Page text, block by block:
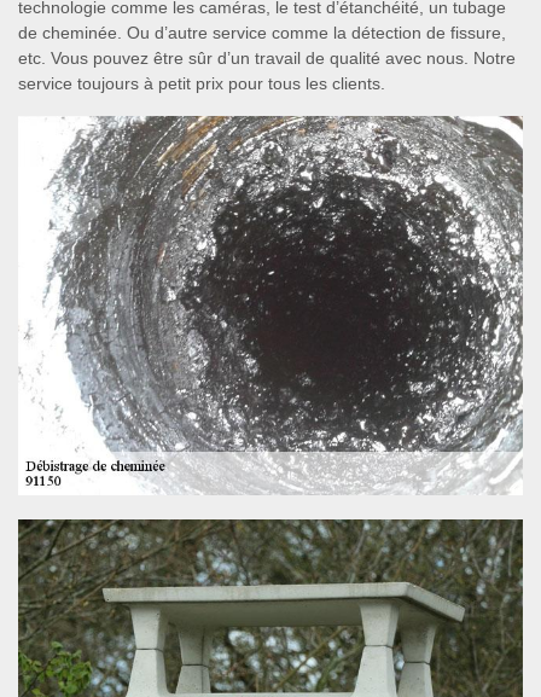
technologie comme les caméras, le test d’étanchéité, un tubage
de cheminée. Ou d’autre service comme la détection de fissure,
etc. Vous pouvez être sûr d’un travail de qualité avec nous. Notre
service toujours à petit prix pour tous les clients.